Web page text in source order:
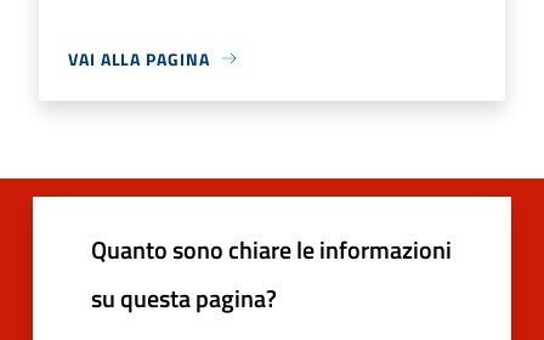
VAI ALLA PAGINA
Quanto sono chiare le informazioni
su questa pagina?